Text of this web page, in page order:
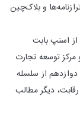
و بلاک‌چین
اسنپ بابت
توسعه تجارت
از سلسله
دیگر مطالب